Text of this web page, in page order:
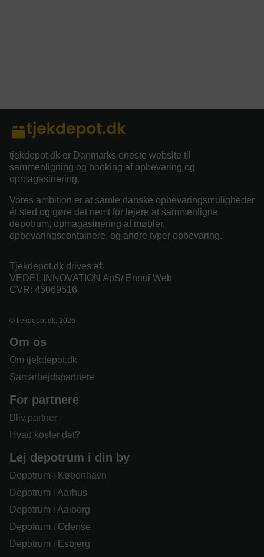
tjekdepot.dk er Danmarks eneste website til
sammenligning og booking af opbevaring og
opmagasinering.
Vores ambition er at samle danske opbevaringsmuligheder
ét sted og gøre det nemt for lejere at sammenligne
depotrum, opmagasinering af møbler,
opbevaringscontainere, og andre typer opbevaring.
Tjekdepot.dk drives af:
VEDEL INNOVATION ApS/ Ennui Web
CVR: 45069516
© tjekdepot.dk, 2026
Om os
Om tjekdepot.dk
Samarbejdspartnere
For partnere
Bliv partner
Hvad koster det?
Lej depotrum i din by
Depotrum i København
Depotrum i Aarhus
Depotrum i Aalborg
Depotrum i Odense
Depotrum i Esbjerg